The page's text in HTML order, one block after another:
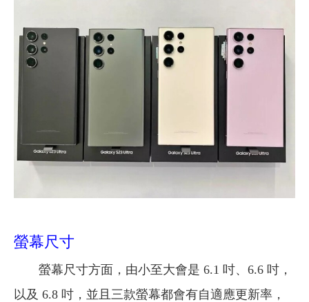
螢幕尺寸
螢幕尺寸方面，由小至大會是 6.1 吋、6.6 吋，
以及 6.8 吋，並且三款螢幕都會有自適應更新率，